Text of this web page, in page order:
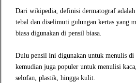
Dari wikipedia, definisi dermatograf
tebal dan diselimuti gulungan kertas yang
biasa digunakan di pensil biasa.
Dulu pensil ini digunakan untuk menulis
kemudian juga populer untuk menulisi
selofan, plastik, hingga kulit.